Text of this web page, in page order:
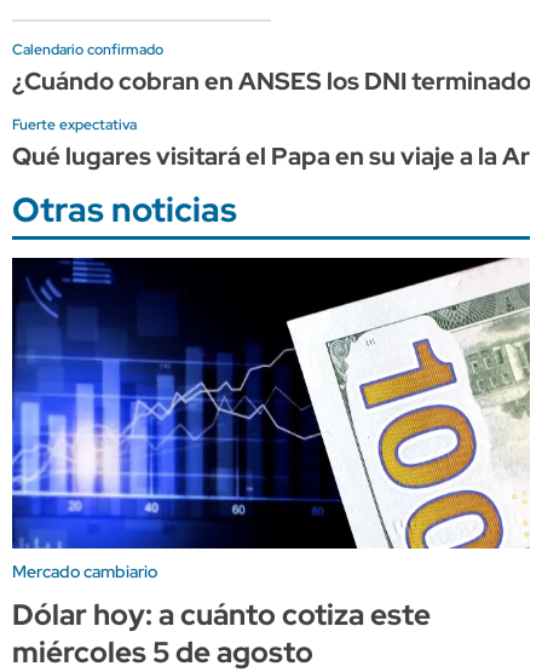
Calendario confirmado
¿Cuándo cobran en ANSES los DNI
Fuerte expectativa
Qué lugares visitará el Papa en su viaje a la
Otras noticias
Mercado cambiario
Dólar hoy: a cuánto cotiza este
miércoles 5 de agosto